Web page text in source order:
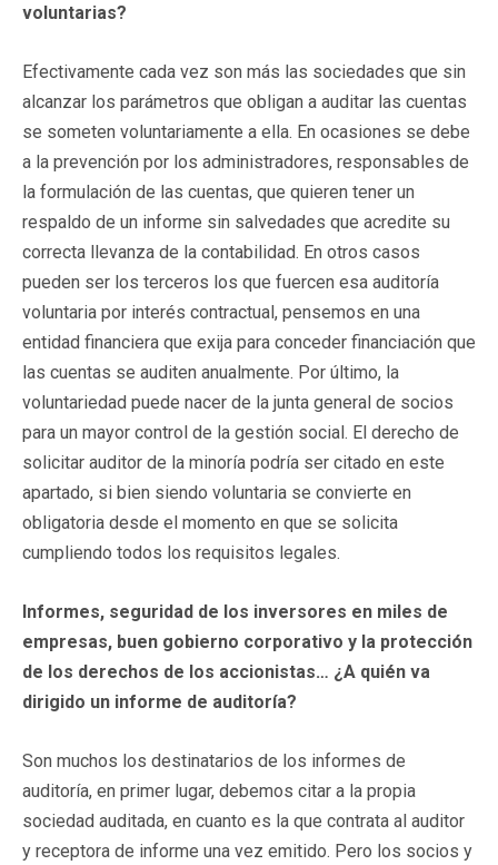
voluntarias?
Efectivamente cada vez son más las sociedades que sin
alcanzar los parámetros que obligan a auditar las cuentas
se someten voluntariamente a ella. En ocasiones se debe
a la prevención por los administradores, responsables de
la formulación de las cuentas, que quieren tener un
respaldo de un informe sin salvedades que acredite su
correcta llevanza de la contabilidad. En otros casos
pueden ser los terceros los que fuercen esa auditoría
voluntaria por interés contractual, pensemos en una
entidad financiera que exija para conceder financiación que
las cuentas se auditen anualmente. Por último, la
voluntariedad puede nacer de la junta general de socios
para un mayor control de la gestión social. El derecho de
solicitar auditor de la minoría podría ser citado en este
apartado, si bien siendo voluntaria se convierte en
obligatoria desde el momento en que se solicita
cumpliendo todos los requisitos legales.
Informes, seguridad de los inversores en miles de
empresas, buen gobierno corporativo y la protección
de los derechos de los accionistas… ¿A quién va
dirigido un informe de auditoría?
Son muchos los destinatarios de los informes de
auditoría, en primer lugar, debemos citar a la propia
sociedad auditada, en cuanto es la que contrata al auditor
y receptora de informe una vez emitido. Pero los socios y